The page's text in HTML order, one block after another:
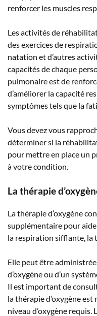
renforcer les muscles
Les activités de
des exercices de
natation et d’autres
capacités de chaque
pulmonaire est de
d’améliorer la capacité
symptômes tels que la
Vous devez vous
déterminer si la
pour mettre en place un
à votre condition.
La thérapie
La thérapie d’oxygène
supplémentaire pour
la respiration sifflante, la
Elle peut être
d’oxygène ou d’un
Il est important de
la thérapie d’oxygène
niveau d’oxygène